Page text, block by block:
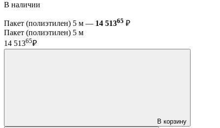
В наличии
Пакет (полиэтилен) 5 м — 14 51365 ₽
Пакет (полиэтилен) 5 м
14 51365₽
В корзину